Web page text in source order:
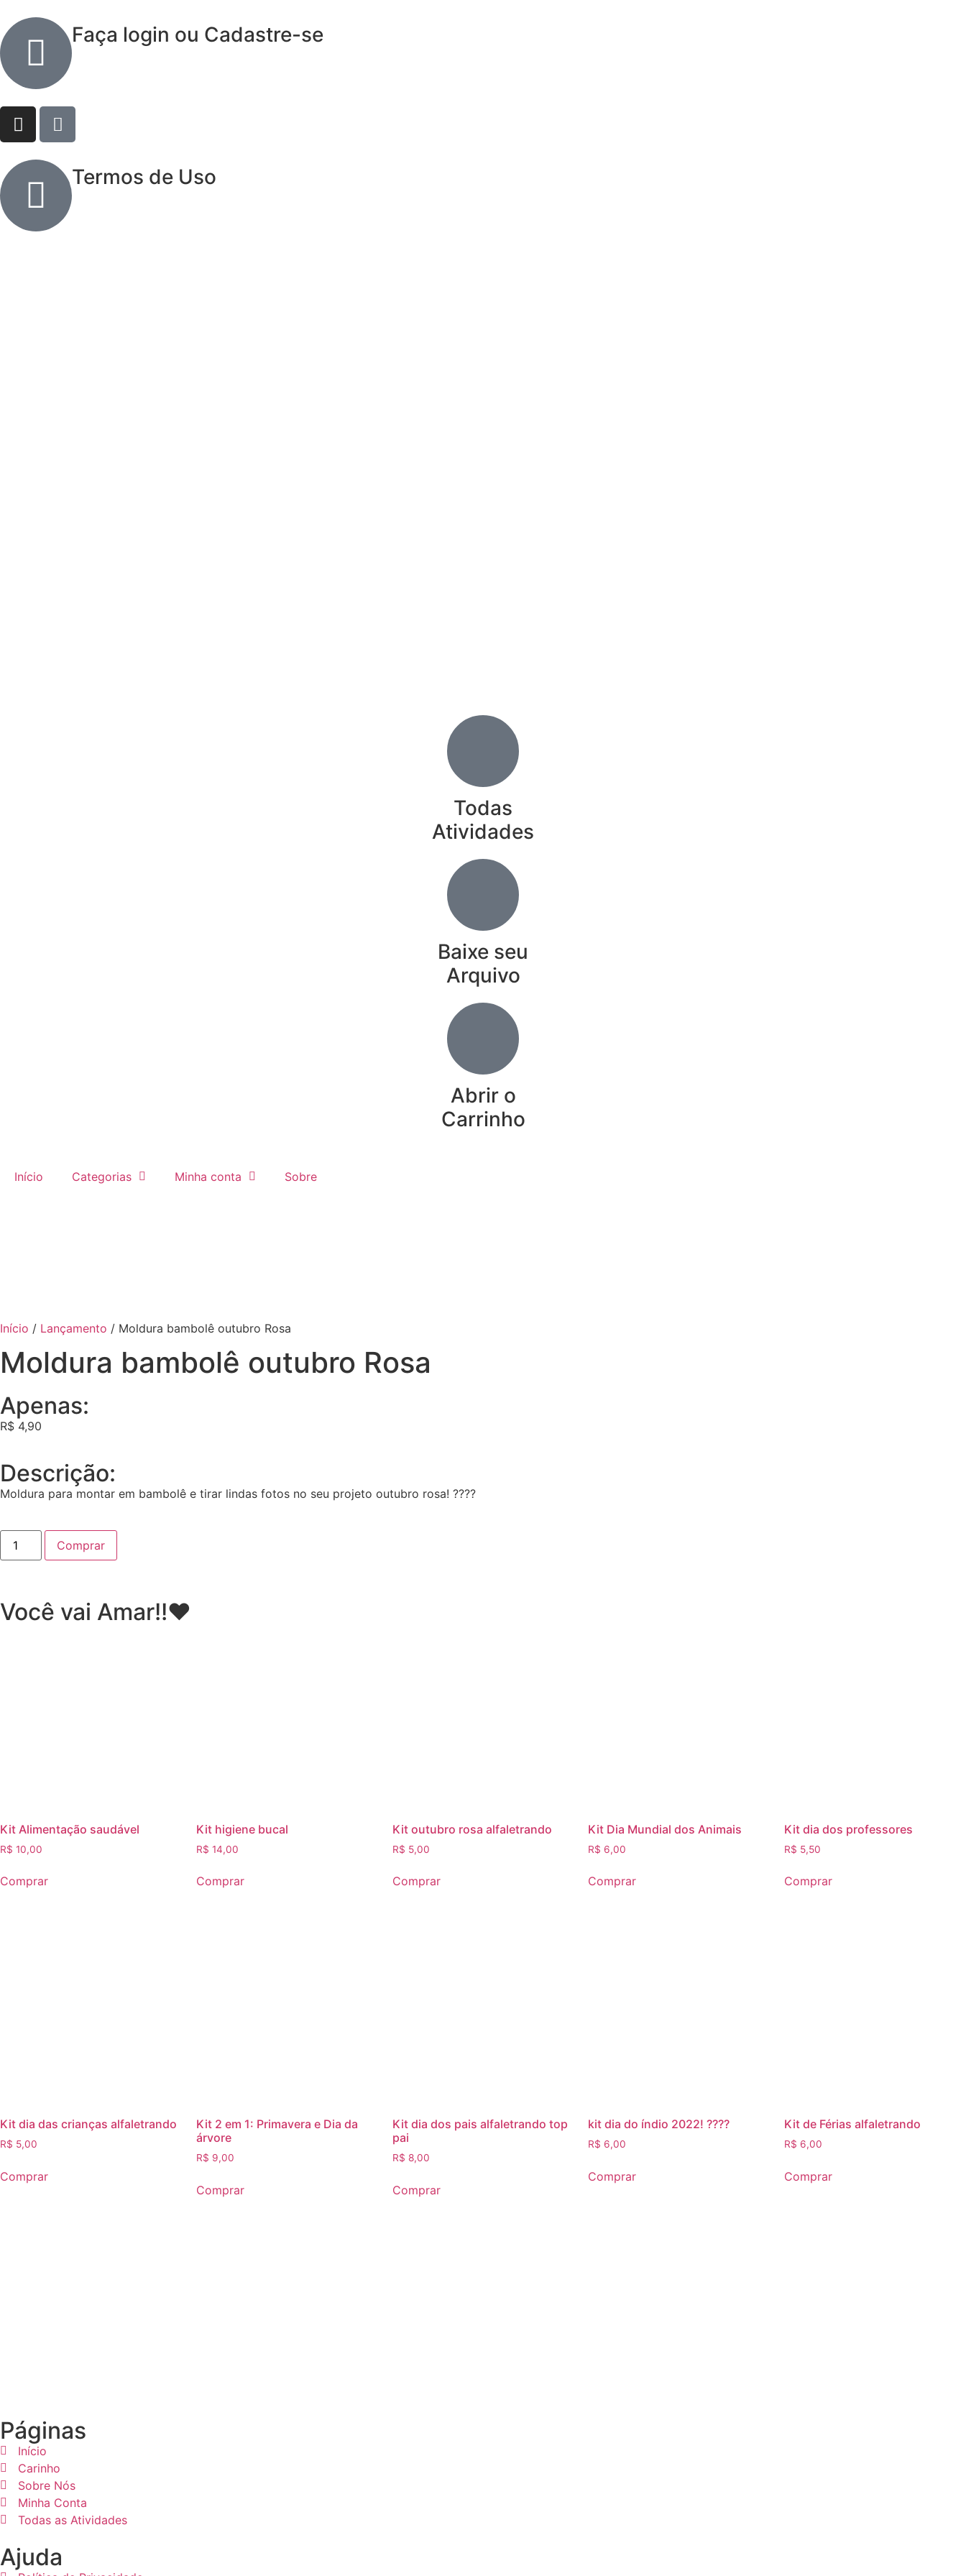
Faça login ou Cadastre-se
Termos de Uso
Todas
Atividades
Baixe seu
Arquivo
Abrir o
Carrinho
Início Categorias Minha conta Sobre
Início / Lançamento / Moldura bambolê outubro Rosa
Moldura bambolê outubro Rosa
Apenas:
R$ 4,90
Descrição:
Moldura para montar em bambolê e tirar lindas fotos no seu projeto outubro rosa! ????
Comprar
Você vai Amar!!♥
Kit Alimentação saudável
R$ 10,00
Comprar
Kit higiene bucal
R$ 14,00
Comprar
Kit outubro rosa alfaletrando
R$ 5,00
Comprar
Kit Dia Mundial dos Animais
R$ 6,00
Comprar
Kit dia dos professores
R$ 5,50
Comprar
Kit dia das crianças alfaletrando
R$ 5,00
Comprar
Kit 2 em 1: Primavera e Dia da
árvore
R$ 9,00
Comprar
Kit dia dos pais alfaletrando top
pai
R$ 8,00
Comprar
kit dia do índio 2022! ????
R$ 6,00
Comprar
Kit de Férias alfaletrando
R$ 6,00
Comprar
Páginas
Início
Carinho
Sobre Nós
Minha Conta
Todas as Atividades
Ajuda